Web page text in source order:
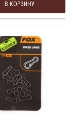
В КОРЗИНУ